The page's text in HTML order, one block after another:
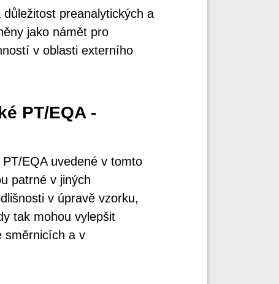
preanalytických a
jako námět pro
v oblasti externího
PT/EQA -
EQA uvedené v tomto
patrné v jiných
v úpravě vzorku,
tak mohou vylepšit
směrnicích a v